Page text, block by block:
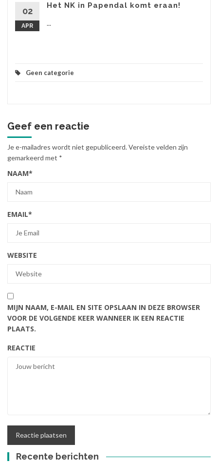
02
APR
Het NK in Papendal komt eraan!
...
Geen categorie
Geef een reactie
Je e-mailadres wordt niet gepubliceerd.Vereiste velden zijn
gemarkeerd met *
NAAM*
EMAIL*
WEBSITE
MIJN NAAM, E-MAIL EN SITE OPSLAAN IN DEZE BROWSER
VOOR DE VOLGENDE KEER WANNEER IK EEN REACTIE
PLAATS.
REACTIE
Recente berichten